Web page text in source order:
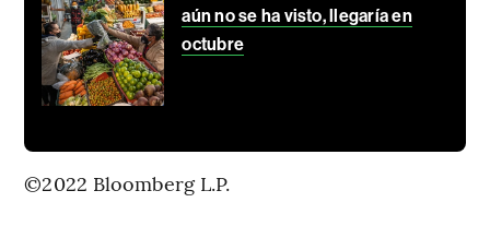
aún no se ha visto, llegaría en
octubre
©2022 Bloomberg L.P.